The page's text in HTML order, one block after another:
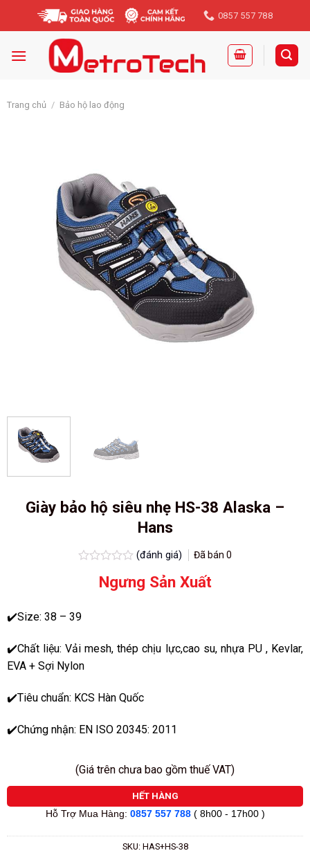
0857 557 788
Trang chủ / Bảo hộ lao động
Giày bảo hộ siêu nhẹ HS-38 Alaska –
Hans
5
(đánh giá) Đã bán0
Ngưng Sản Xuất
✔️Size: 38 – 39
✔️Chất liệu: Vải mesh, thép chịu lực,cao su, nhựa PU , Kevlar,
EVA + Sợi Nylon
✔️Tiêu chuẩn: KCS Hàn Quốc
✔️Chứng nhận: EN ISO 20345: 2011
(Giá trên chưa bao gồm thuế VAT)
HẾT HÀNG
Hỗ Trợ Mua Hàng: 0857 557 788 ( 8h00 - 17h00 )
SKU: HAS+HS-38